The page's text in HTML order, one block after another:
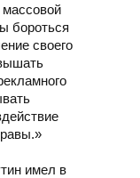
бороться
своего
имел в